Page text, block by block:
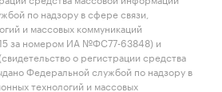
по надзору в сфере связи,
и массовых коммуникаций
за номером ИА №ФС77-63848) и
о регистрации средства
Федеральной службой по надзору в
технологий и массовых